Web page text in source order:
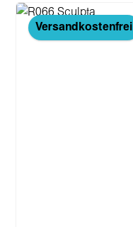
Versandkostenfrei